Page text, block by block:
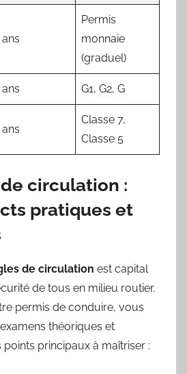
Permis
monnaie
(graduel)
G1, G2, G
Classe 7,
Classe 5
circulation :
pratiques et
de circulation est capital
de tous en milieu routier.
permis de conduire, vous
théoriques et
points principaux à maîtriser :